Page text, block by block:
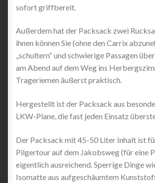
sofort griffbereit.
Außerdem hat der Packsack zwei
ihnen können Sie (ohne den Carrix
„schultern“ und schwierige Passagen
am Abend auf dem Weg ins
Trageriemen äußerst praktisch.
Hergestellt ist der Packsack aus
LKW-Plane, die fast jeden Einsatz
Der Packsack mit 45-50 Liter Inhalt ist
Pilgertour auf dem Jakobsweg (für eine
eigentlich ausreichend. Sperrige Dinge
Isomatte aus aufgeschäumtem